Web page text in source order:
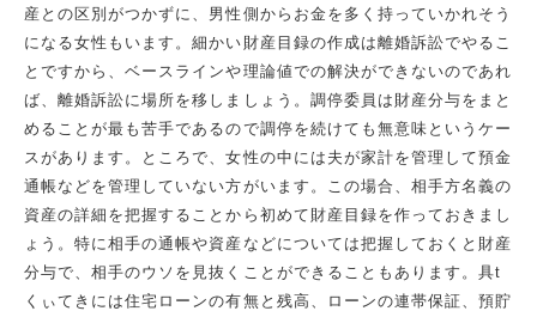
産との区別がつかずに、男性側からお金を多く持っていかれそう
になる女性もいます。細かい財産目録の作成は離婚訴訟でやるこ
とですから、ベースラインや理論値での解決ができないのであれ
ば、離婚訴訟に場所を移しましょう。調停委員は財産分与をまと
めることが最も苦手であるので調停を続けても無意味というケー
スがあります。ところで、女性の中には夫が家計を管理して預金
通帳などを管理していない方がいます。この場合、相手方名義の
資産の詳細を把握することから初めて財産目録を作っておきまし
ょう。特に相手の通帳や資産などについては把握しておくと財産
分与で、相手のウソを見抜くことができることもあります。具t
くぃてきには住宅ローンの有無と残高、ローンの連帯保証、預貯